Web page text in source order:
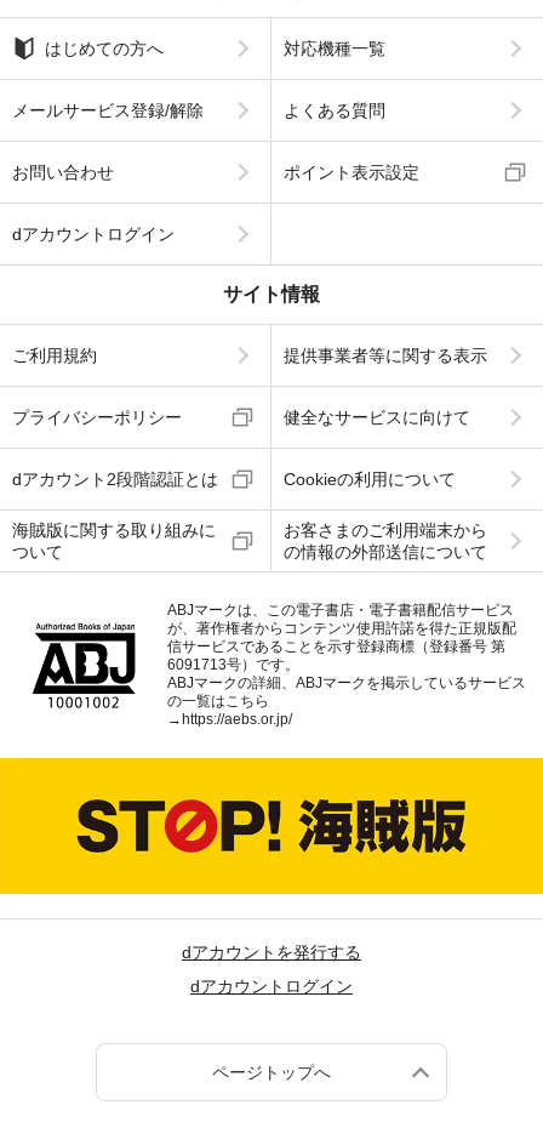
はじめての方へ 対応機種一覧
メールサービス登録/解除 よくある質問
お問い合わせ ポイント表示設定
dアカウントログイン
サイト情報
ご利用規約 提供事業者等に関する表示
プライバシーポリシー 健全なサービスに向けて
dアカウント2段階認証とは Cookieの利用について
海賊版に関する取り組みに
ついて
お客さまのご利用端末から
の情報の外部送信について
ABJマークは、この電子書店・電子書籍配信サービス
が、著作権者からコンテンツ使用許諾を得た正規版配
信サービスであることを示す登録商標（登録番号 第
6091713号）です。
ABJマークの詳細、ABJマークを掲示しているサービス
の一覧はこちら
→ https://aebs.or.jp/
dアカウントを発行する
dアカウントログイン
ページトップへ